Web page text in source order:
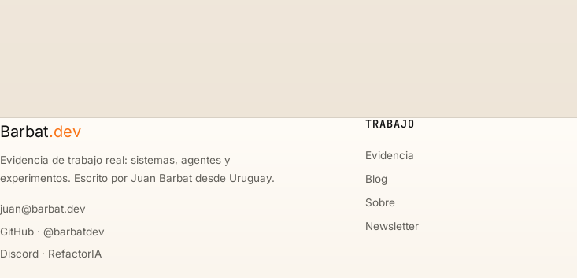
Barbat.dev
Evidencia de trabajo real: sistemas, agentes y
experimentos. Escrito por Juan Barbat desde Uruguay.
juan@barbat.dev
GitHub · @barbatdev
Discord · RefactorIA
TRABAJO
Evidencia
Blog
Sobre
Newsletter